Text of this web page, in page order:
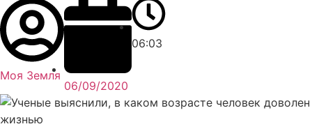
Моя Земля
06/09/2020
06:03